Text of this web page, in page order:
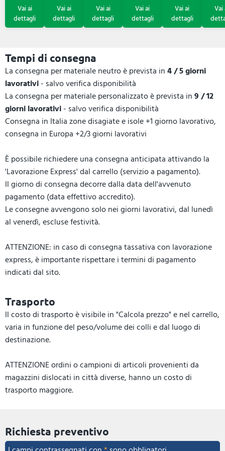
Tempi di consegna
La consegna per materiale neutro è prevista in4 / 5 giorni
lavorativi- salvo verifica disponibilità
La consegna per materiale personalizzato è prevista in9 / 12
giorni lavorativi- salvo verifica disponibilità
Consegna in Italia zone disagiate e isole +1 giorno lavorativo,
consegna in Europa +2/3 giorni lavorativi
È possibile richiedere una consegna anticipata attivando la
'Lavorazione Express' dal carrello (servizio a pagamento).
Il giorno di consegna decorre dalla data dell'avvenuto
pagamento (data effettivo accredito).
Le consegne avvengono solo nei giorni lavorativi, dal lunedì
al venerdì, escluse festività.
ATTENZIONE: in caso di consegna tassativa con lavorazione
express, è importante rispettare i termini di pagamento
indicati dal sito.
Trasporto
Il costo di trasporto è visibile in "Calcola prezzo" e nel carrello,
varia in funzione del peso/volume dei colli e dal luogo di
destinazione.
ATTENZIONE ordini o campioni di articoli provenienti da
magazzini dislocati in città diverse, hanno un costo di
trasporto maggiore.
Richiesta preventivo